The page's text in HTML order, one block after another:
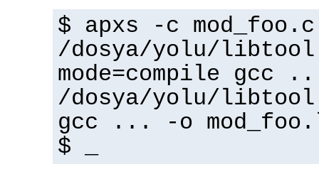
$ apxs -c mod_foo.c
/dosya/yolu/
mode=compile gcc
/dosya/yolu/libtool
gcc ... -o
$ _